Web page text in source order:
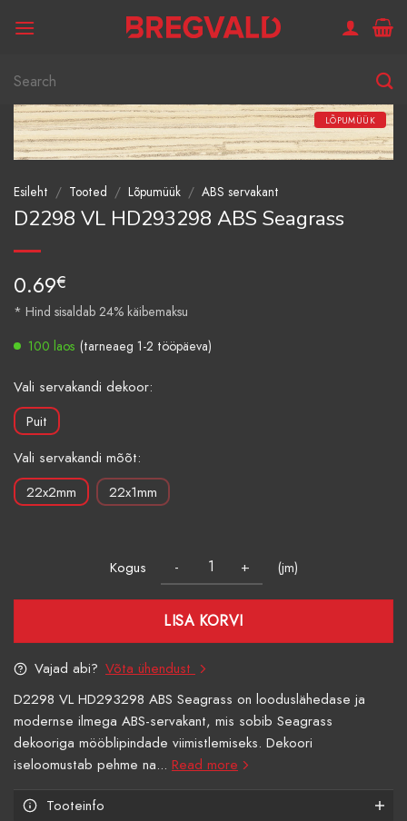
Otsi:
LÕPUMÜÜK
Esileht / Tooted / Lõpumüük / ABS servakant
D2298 VL HD293298 ABS Seagrass
0.69€
* Hind sisaldab 24% käibemaksu
100 laos (tarneaeg 1-2 tööpäeva)
Vali servakandi dekoor:
Puit
Vali servakandi mõõt:
22x2mm
22x1mm
Kogus (jm)
LISA KORVI
Vajad abi? Võta ühendust
D2298 VL HD293298 ABS Seagrass on looduslähedase ja
modernse ilmega ABS-servakant, mis sobib Seagrass
dekooriga mööblipindade viimistlemiseks. Dekoori
iseloomustab pehme na... Read more
Tooteinfo